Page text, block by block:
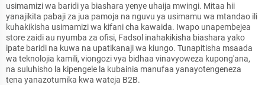
usimamizi wa baridi ya biashara yenye uhaija mwingi. Mitaa hii
yanajikita pabaji za jua pamoja na nguvu ya usimamu wa mtandao ili
kuhakikisha usimamizi wa kifani cha kawaida. Iwapo unapembejea
store zaidi au nyumba za ofisi, Fadsol inahakikisha biashara yako
ipate baridi na kuwa na upatikanaji wa kiungo. Tunapitisha msaada
wa teknolojia kamili, viongozi vya bidhaa vinavyoweza kupong'ana,
na suluhisho la kipengele la kubainia manufaa yanayotengeneza
tena yanazotumika kwa wateja B2B.